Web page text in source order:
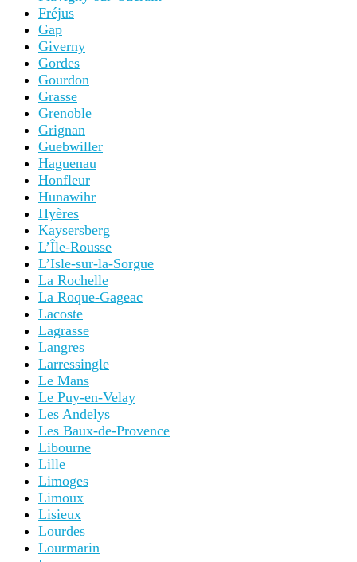
Fréjus
Gap
Giverny
Gordes
Gourdon
Grasse
Grenoble
Grignan
Guebwiller
Haguenau
Honfleur
Hunawihr
Hyères
Kaysersberg
L’Île-Rousse
L’Isle-sur-la-Sorgue
La Rochelle
La Roque-Gageac
Lacoste
Lagrasse
Langres
Larressingle
Le Mans
Le Puy-en-Velay
Les Andelys
Les Baux-de-Provence
Libourne
Lille
Limoges
Limoux
Lisieux
Lourdes
Lourmarin